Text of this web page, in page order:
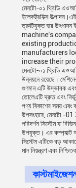
মেনটো-০১ থ্রিডি
ইলেকট্রনিক্স
ত্রুটিযুক্ত ভর উৎপাদন
machine's
existing
manufacturers
increase their
মেনটো-০১ থ্রিডি
উন্নয়নে রয়েছে।
গুণমান এটি উদ্ভাবক
তোলেএটি দ্রুত এবং
পণ্য বিকাশের সময় এবং
উপসংহারে, মেনটো -01
পরিদর্শন সিস্টেম যা
উপযুক্ত। এর কম্প্যাক্ট
সিস্টেম এটিকে বড়
মান নিয়ন্ত্রণ এবং